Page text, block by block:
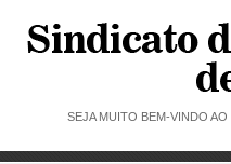
SEJA MUITO BEM-VINDO